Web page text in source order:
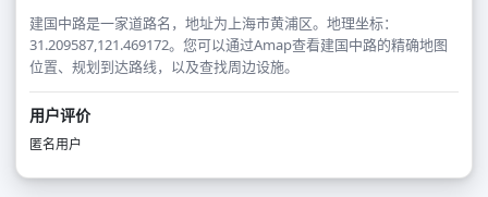
建国中路是一家道路名，地址为上海市黄浦区。地理坐标：
31.209587,121.469172。您可以通过Amap查看建国中路的精确地图
位置、规划到达路线，以及查找周边设施。
用户评价
匿名用户